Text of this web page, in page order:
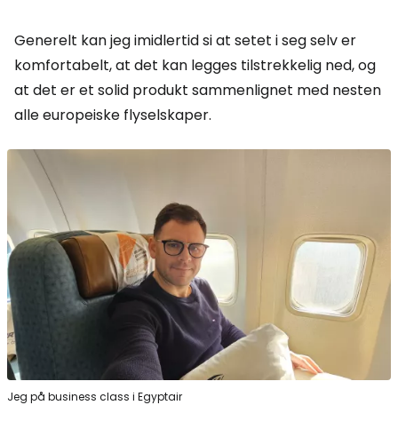
Generelt kan jeg imidlertid si at setet i seg selv er
komfortabelt, at det kan legges tilstrekkelig ned, og
at det er et solid produkt sammenlignet med nesten
alle europeiske flyselskaper.
Jeg på business class i Egyptair